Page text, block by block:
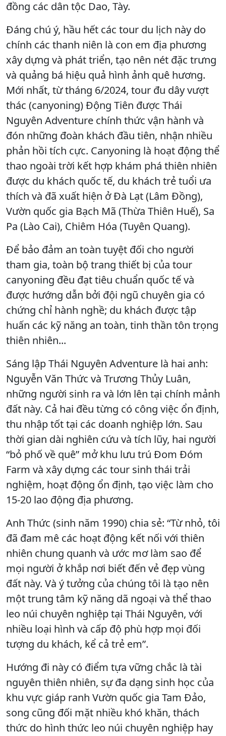
đồng các dân tộc Dao, Tày.
Đáng chú ý, hầu hết các tour du lịch này do
chính các thanh niên là con em địa phương
xây dựng và phát triển, tạo nên nét đặc trưng
và quảng bá hiệu quả hình ảnh quê hương.
Mới nhất, từ tháng 6/2024, tour đu dây vượt
thác (canyoning) Động Tiên được Thái
Nguyên Adventure chính thức vận hành và
đón những đoàn khách đầu tiên, nhận nhiều
phản hồi tích cực. Canyoning là hoạt động thể
thao ngoài trời kết hợp khám phá thiên nhiên
được du khách quốc tế, du khách trẻ tuổi ưa
thích và đã xuất hiện ở Đà Lạt (Lâm Đồng),
Vườn quốc gia Bạch Mã (Thừa Thiên Huế), Sa
Pa (Lào Cai), Chiêm Hóa (Tuyên Quang).
Để bảo đảm an toàn tuyệt đối cho người
tham gia, toàn bộ trang thiết bị của tour
canyoning đều đạt tiêu chuẩn quốc tế và
được hướng dẫn bởi đội ngũ chuyên gia có
chứng chỉ hành nghề; du khách được tập
huấn các kỹ năng an toàn, tinh thần tôn trọng
thiên nhiên...
Sáng lập Thái Nguyên Adventure là hai anh:
Nguyễn Văn Thức và Trương Thủy Luân,
những người sinh ra và lớn lên tại chính mảnh
đất này. Cả hai đều từng có công việc ổn định,
thu nhập tốt tại các doanh nghiệp lớn. Sau
thời gian dài nghiên cứu và tích lũy, hai người
“bỏ phố về quê” mở khu lưu trú Đom Đóm
Farm và xây dựng các tour sinh thái trải
nghiệm, hoạt động ổn định, tạo việc làm cho
15-20 lao động địa phương.
Anh Thức (sinh năm 1990) chia sẻ: “Từ nhỏ, tôi
đã đam mê các hoạt động kết nối với thiên
nhiên chung quanh và ước mơ làm sao để
mọi người ở khắp nơi biết đến vẻ đẹp vùng
đất này. Và ý tưởng của chúng tôi là tạo nên
một trung tâm kỹ năng dã ngoại và thể thao
leo núi chuyên nghiệp tại Thái Nguyên, với
nhiều loại hình và cấp độ phù hợp mọi đối
tượng du khách, kể cả trẻ em”.
Hướng đi này có điểm tựa vững chắc là tài
nguyên thiên nhiên, sự đa dạng sinh học của
khu vực giáp ranh Vườn quốc gia Tam Đảo,
song cũng đối mặt nhiều khó khăn, thách
thức do hình thức leo núi chuyên nghiệp hay